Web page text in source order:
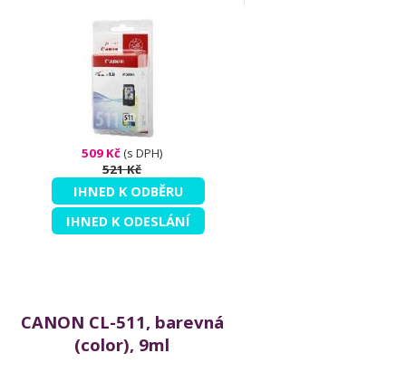
509 Kč(s DPH)
521 Kč
IHNED K ODBĚRU
IHNED K ODESLÁNÍ
CANON CL-511, barevná
(color), 9ml